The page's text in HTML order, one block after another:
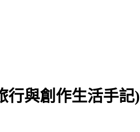
與創作生活手記)